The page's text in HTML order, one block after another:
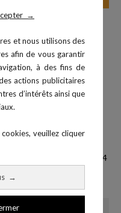
→
et nous utilisons des
afin de vous garantir
à des fins de
actions publicitaires
d’intérêts ainsi que
veuillez cliquer
→
d'évolution 500x500x4
Prix
2 014,00 €